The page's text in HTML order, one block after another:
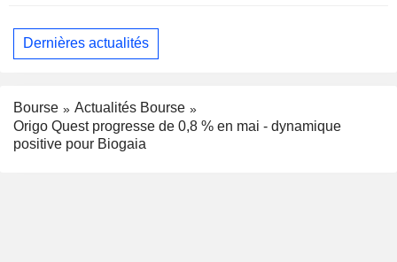
Dernières actualités
Bourse
Actualités Bourse
Origo Quest progresse de 0,8 % en mai - dynamique
positive pour Biogaia